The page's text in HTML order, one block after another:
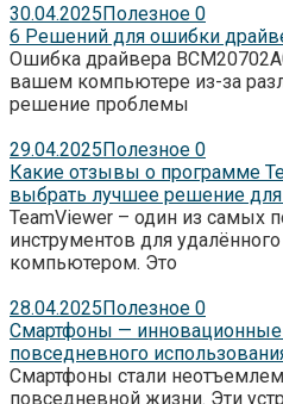
30.04.2025Полезное 0
6 Решений для ошибки
Ошибка драйвера
вашем компьютере из-за
решение проблемы
29.04.2025Полезное 0
Какие отзывы о программе
выбрать лучшее решение для
TeamViewer – один из самых
инструментов для
компьютером. Это
28.04.2025Полезное 0
Смартфоны — инновационные
повседневного
Смартфоны стали
повседневной жизни. Эти